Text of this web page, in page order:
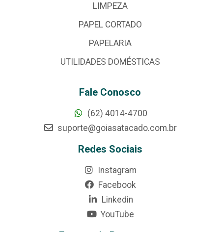
LIMPEZA
PAPEL CORTADO
PAPELARIA
UTILIDADES DOMÉSTICAS
Fale Conosco
(62) 4014-4700
suporte@goiasatacado.com.br
Redes Sociais
Instagram
Facebook
Linkedin
YouTube